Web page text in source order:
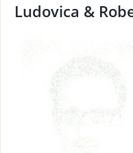
Ludovica &